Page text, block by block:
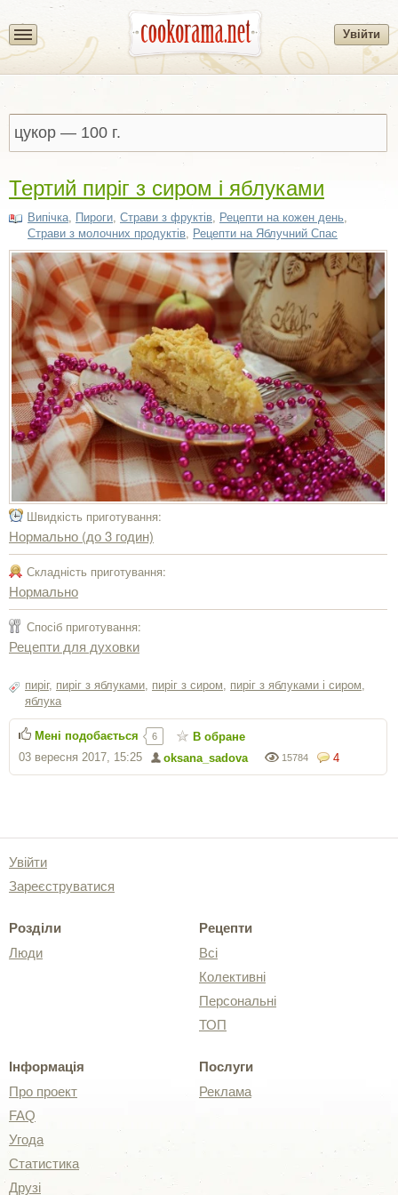
Увійти
Тертий пиріг з сиром і яблуками
Випічка, Пироги, Страви з фруктів, Рецепти на кожен день,
Страви з молочних продуктів, Рецепти на Яблучний Спас
Швидкість приготування:
Нормально (до 3 годин)
Складність приготування:
Нормально
Спосіб приготування:
Рецепти для духовки
пиріг, пиріг з яблуками пиріг з сиром пиріг з яблуками і сиром
яблука
4
15784
oksana_sadova
03 вересня 2017, 15:25
Мені подобається 6 В обране
Увійти
Зареєструватися
Розділи
Люди
Рецепти
Всі
Колективні
Персональні
ТОП
Інформація
Про проект
FAQ
Угода
Статистика
Друзі
Послуги
Реклама